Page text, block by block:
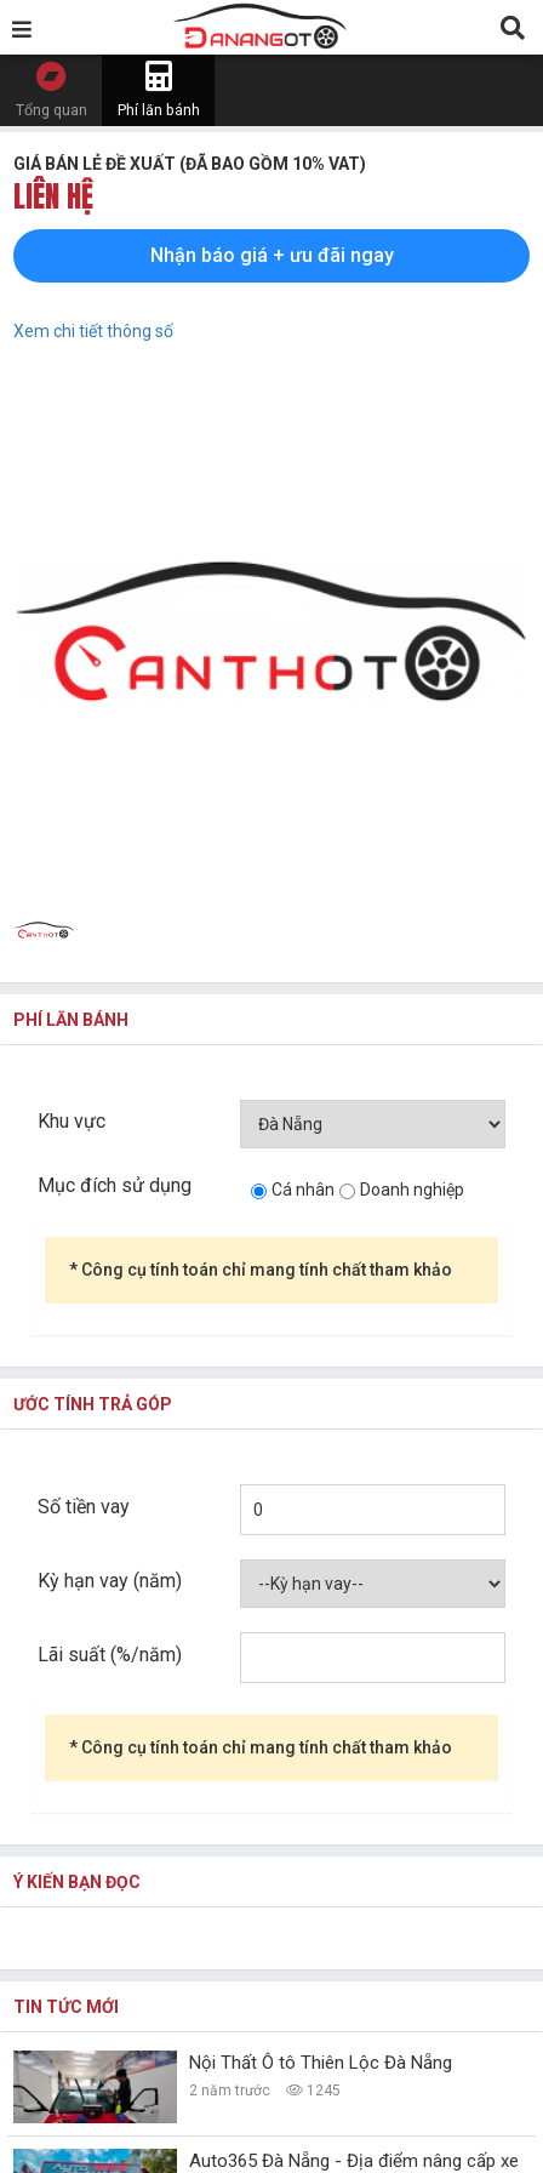
Tổng quan Phí lăn bánh
GIÁ BÁN LẺ ĐỀ XUẤT (ĐÃ BAO GỒM 10% VAT)
LIÊN HỆ
Nhận báo giá + ưu đãi ngay
Xem chi tiết thông số
PHÍ LĂN BÁNH
Khu vực
Mục đích sử dụng Cá nhân Doanh nghiệp
* Công cụ tính toán chỉ mang tính chất tham khảo
ƯỚC TÍNH TRẢ GÓP
Số tiền vay
Kỳ hạn vay (năm)
Lãi suất (%/năm)
* Công cụ tính toán chỉ mang tính chất tham khảo
Ý KIẾN BẠN ĐỌC
TIN TỨC MỚI
Nội Thất Ô tô Thiên Lộc Đà Nẵng
2 năm trước 1245
Auto365 Đà Nẵng - Địa điểm nâng cấp xe